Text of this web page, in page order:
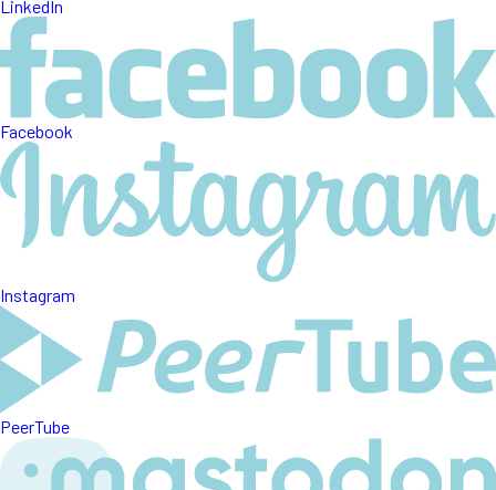
LinkedIn
Facebook
Instagram
PeerTube